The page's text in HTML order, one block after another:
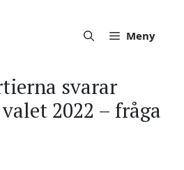
Meny
svarar
2022 – fråga